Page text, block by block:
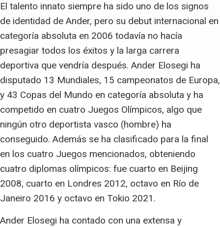
El talento innato siempre ha sido uno de los signos
de identidad de Ander, pero su debut internacional en
categoría absoluta en 2006 todavía no hacía
presagiar todos los éxitos y la larga carrera
deportiva que vendría después. Ander Elosegi ha
disputado 13 Mundiales, 15 campeonatos de Europa,
y 43 Copas del Mundo en categoría absoluta y ha
competido en cuatro Juegos Olímpicos, algo que
ningún otro deportista vasco (hombre) ha
conseguido. Además se ha clasificado para la final
en los cuatro Juegos mencionados, obteniendo
cuatro diplomas olímpicos: fue cuarto en Beijing
2008, cuarto en Londres 2012, octavo en Río de
Janeiro 2016 y octavo en Tokio 2021.
Ander Elosegi ha contado con una extensa y